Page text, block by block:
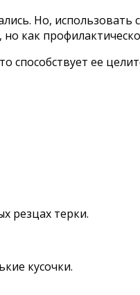
Но,
как
способствует ее
резцах терки.
кусочки.